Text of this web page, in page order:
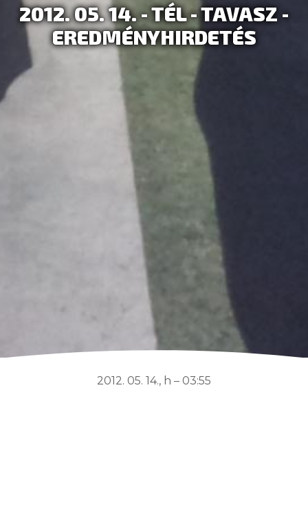
2012. 05. 14. - TÉL - TAVASZ -
EREDMÉNYHIRDETÉS
2012. 05. 14., h – 03:55